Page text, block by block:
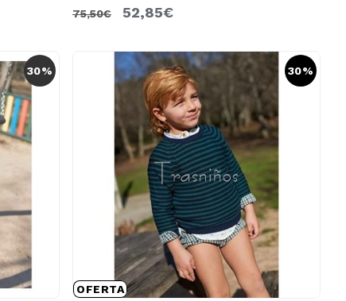
75,50€
52,85€
30% 30%
OFERTA